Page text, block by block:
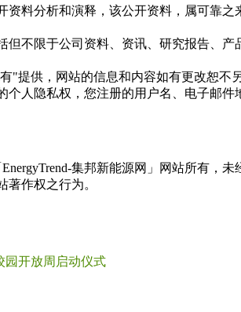
资料分析和演释，该公开资料，属可靠
但不限于公司资料、资讯、研究报告、
"提供，网站的信息和内容如有更改恕不
个人隐私权，您注册的用户名、电子邮
集邦新能源网」网站所有
作权之行为。
园开放周启动仪式